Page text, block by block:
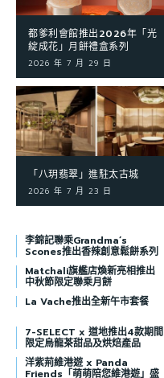
都爹利會館推出2026年「光
綻成花」月餅禮盒系列
2026 年 7 月 29 日
「八玥翡翠」進駐太古城
2026 年 7 月 23 日
李錦記聯乘Grandma’s
Scones推出香辣創意鬆餅系列
Matchali旗艦店煥新亮相推出
中秋節限定聯乘月餅
La Vache推出全新午市套餐
7-SELECT x 道地推出4款期間
限定烏龍茶甜品及烘焙產品
洋紫荊維港遊 x Panda
Friends「萌萌陪您維港遊」盛